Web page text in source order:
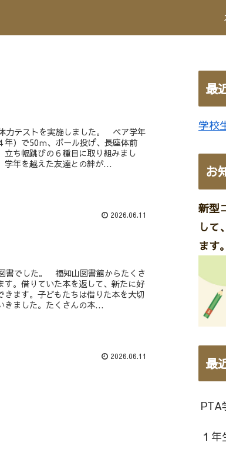
力テストを実施しました。 ペア学年
年）で50ｍ、ボール投げ、長座体前
ち幅跳びの６種目に取り組みまし
年を越えた友達との絆が...
2026.06.11
書でした。 福知山図書館からたくさ
す。借りていた本を返して、新たに好
きます。子どもたちは借りた本を大切
きました。たくさんの本...
2026.06.11
最
学校
お
新型
して
ます。
最
PTA
１